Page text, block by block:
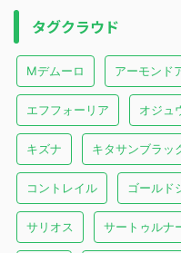
タグクラウド
Mデムーロ アーモンド
エフフォーリア オジュ
キズナ キタサンブラッ
コントレイル ゴールド
サリオス サートゥルナ